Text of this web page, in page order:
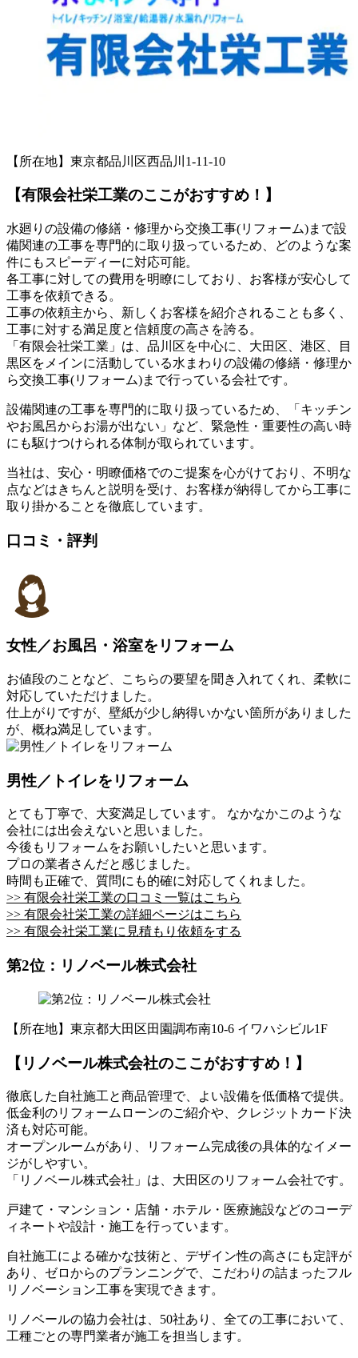
【所在地】東京都品川区西品川1-11-10
【有限会社栄工業のここがおすすめ！】
水廻りの設備の修繕・修理から交換工事(リフォーム)まで設
備関連の工事を専門的に取り扱っているため、どのような案
件にもスピーディーに対応可能。
各工事に対しての費用を明瞭にしており、お客様が安心して
工事を依頼できる。
工事の依頼主から、新しくお客様を紹介されることも多く、
工事に対する満足度と信頼度の高さを誇る。
「有限会社栄工業」は、品川区を中心に、大田区、港区、目
黒区をメインに活動している水まわりの設備の修繕・修理か
ら交換工事(リフォーム)まで行っている会社です。
設備関連の工事を専門的に取り扱っているため、「キッチン
やお風呂からお湯が出ない」など、緊急性・重要性の高い時
にも駆けつけられる体制が取られています。
当社は、安心・明瞭価格でのご提案を心がけており、不明な
点などはきちんと説明を受け、お客様が納得してから工事に
取り掛かることを徹底しています。
口コミ・評判
女性／お風呂・浴室をリフォーム
お値段のことなど、こちらの要望を聞き入れてくれ、柔軟に
対応していただけました。
仕上がりですが、壁紙が少し納得いかない箇所がありました
が、概ね満足しています。
男性／トイレをリフォーム
とても丁寧で、大変満足しています。 なかなかこのような
会社には出会えないと思いました。
今後もリフォームをお願いしたいと思います。
プロの業者さんだと感じました。
時間も正確で、質問にも的確に対応してくれました。
>> 有限会社栄工業の口コミ一覧はこちら
>> 有限会社栄工業の詳細ページはこちら
>> 有限会社栄工業に見積もり依頼をする
第2位：リノベール株式会社
【所在地】東京都大田区田園調布南10-6 イワハシビル1F
【リノベール株式会社のここがおすすめ！】
徹底した自社施工と商品管理で、よい設備を低価格で提供。
低金利のリフォームローンのご紹介や、クレジットカード決
済も対応可能。
オープンルームがあり、リフォーム完成後の具体的なイメー
ジがしやすい。
「リノベール株式会社」は、大田区のリフォーム会社です。
戸建て・マンション・店舗・ホテル・医療施設などのコーデ
ィネートや設計・施工を行っています。
自社施工による確かな技術と、デザイン性の高さにも定評が
あり、ゼロからのプランニングで、こだわりの詰まったフル
リノベーション工事を実現できます。
リノベールの協力会社は、50社あり、全ての工事において、
工種ごとの専門業者が施工を担当します。